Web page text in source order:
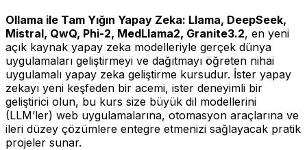
Ollama ile Tam Yığın Yapay Zeka: Llama, DeepSeek,
Mistral, QwQ, Phi-2, MedLlama2, Granite3.2, en yeni
açık kaynak yapay zeka modelleriyle gerçek dünya
uygulamaları geliştirmeyi ve dağıtmayı öğreten nihai
uygulamalı yapay zeka geliştirme kursudur. İster yapay
zekayı yeni keşfeden bir acemi, ister deneyimli bir
geliştirici olun, bu kurs size büyük dil modellerini
(LLM’ler) web uygulamalarına, otomasyon araçlarına ve
ileri düzey çözümlere entegre etmenizi sağlayacak pratik
projeler sunar.